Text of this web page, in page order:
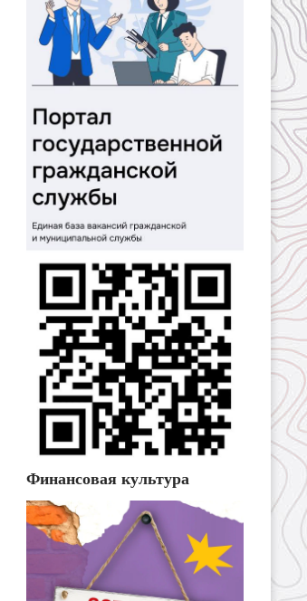
Финансовая культура